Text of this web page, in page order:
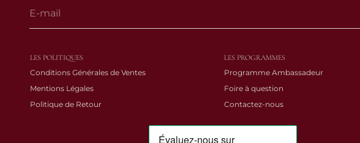
LES POLITIQUES
Conditions Générales de Ventes
Mentions Légales
Politique de Retour
LES PROGRAMMES
Programme Ambassadeur
Foire à question
Contactez-nous